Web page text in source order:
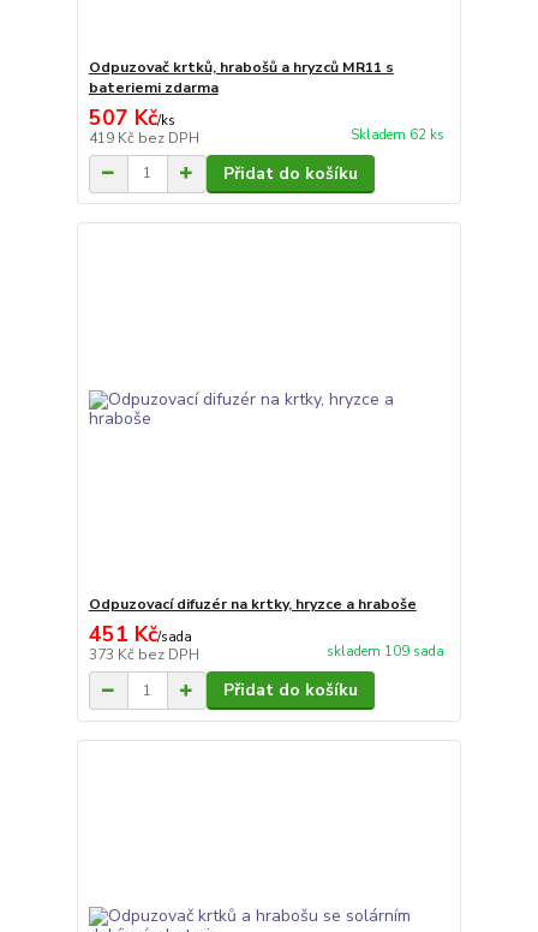
Odpuzovač krtků, hrabošů a hryzců MR11 s
bateriemi zdarma
507 Kč/ks
419 Kč bez DPH Skladem 62 ks
Přidat do košíku
Odpuzovací difuzér na krtky, hryzce a hraboše
451 Kč/sada
373 Kč bez DPH skladem 109 sada
Přidat do košíku